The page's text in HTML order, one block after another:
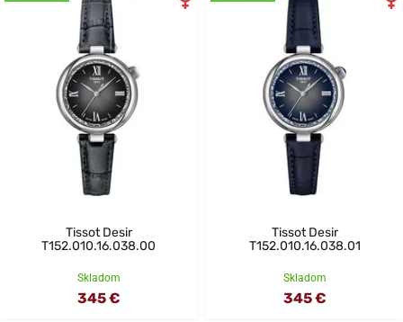
Tissot Desir
T152.010.16.038.00
Skladom
345 €
Tissot Desir
T152.010.16.038.01
Skladom
345 €